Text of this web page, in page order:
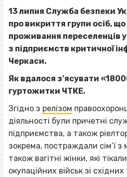
13 липня Служба безпеки
про викриття групи осіб,
проживання переселенців
з підприємств критичної
Черкаси.
Як вдалося з’ясувати
гуртожитки ЧТКЕ.
Згідно з релізом
діяльності були причетні
підприємства, а також
зокрема, постраждали сім’ї
також вагітні жінки, які
окупаційних військ зі